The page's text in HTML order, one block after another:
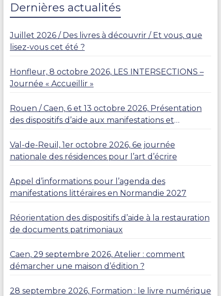
Dernières actualités
Juillet 2026 / Des livres à découvrir / Et vous, que
lisez-vous cet été ?
Honfleur, 8 octobre 2026, LES INTERSECTIONS –
Journée « Accueillir »
Rouen / Caen, 6 et 13 octobre 2026, Présentation
des dispositifs d’aide aux manifestations et
Val-de-Reuil, 1er octobre 2026, 6e journée
nationale des résidences pour l’art d’écrire
Appel d’informations pour l’agenda des
manifestations littéraires en Normandie 2027
Réorientation des dispositifs d’aide à la restauration
de documents patrimoniaux
Caen, 29 septembre 2026, Atelier : comment
démarcher une maison d’édition ?
28 septembre 2026, Formation : le livre numérique